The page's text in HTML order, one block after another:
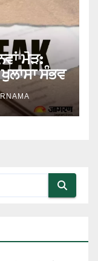
ਮੋੜ:
ਸੰਭਵ